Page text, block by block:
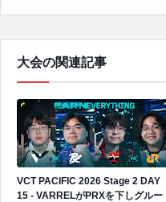
大会の関連記事
VCT PACIFIC 2026 Stage 2 DAY
15 - VARRELがPRXを下しグルー